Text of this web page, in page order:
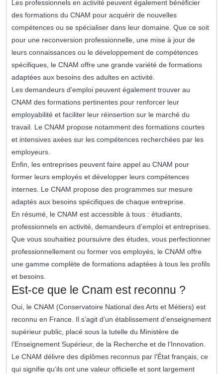
Les professionnels en activité peuvent également bénéficier
des formations du CNAM pour acquérir de nouvelles
compétences ou se spécialiser dans leur domaine. Que ce soit
pour une reconversion professionnelle, une mise à jour de
leurs connaissances ou le développement de compétences
spécifiques, le CNAM offre une grande variété de formations
adaptées aux besoins des adultes en activité.
Les demandeurs d’emploi peuvent également trouver au
CNAM des formations pertinentes pour renforcer leur
employabilité et faciliter leur réinsertion sur le marché du
travail. Le CNAM propose notamment des formations courtes
et intensives axées sur les compétences recherchées par les
employeurs.
Enfin, les entreprises peuvent faire appel au CNAM pour
former leurs employés et développer leurs compétences
internes. Le CNAM propose des programmes sur mesure
adaptés aux besoins spécifiques de chaque entreprise.
En résumé, le CNAM est accessible à tous : étudiants,
professionnels en activité, demandeurs d’emploi et entreprises.
Que vous souhaitiez poursuivre des études, vous perfectionner
professionnellement ou former vos employés, le CNAM offre
une gamme complète de formations adaptées à tous les profils
et besoins.
Est-ce que le Cnam est reconnu ?
Oui, le CNAM (Conservatoire National des Arts et Métiers) est
reconnu en France. Il s’agit d’un établissement d’enseignement
supérieur public, placé sous la tutelle du Ministère de
l’Enseignement Supérieur, de la Recherche et de l’Innovation.
Le CNAM délivre des diplômes reconnus par l’État français, ce
qui signifie qu’ils ont une valeur officielle et sont largement